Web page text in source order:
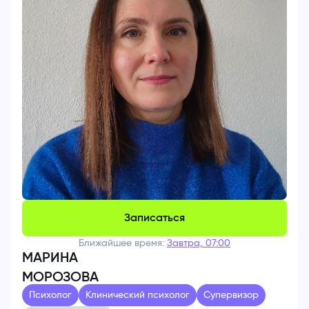
Записаться
Ближайшее время: Завтра, 07:00
МАРИНА
МОРОЗОВА
Психолог Клинический психолог Супервизор